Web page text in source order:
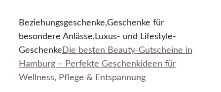
Beziehungsgeschenke,Geschenke für
besondere Anlässe,Luxus- und Lifestyle-
Geschenke Die besten Beauty-Gutscheine in
Hamburg – Perfekte Geschenkideen für
Wellness, Pflege & Entspannung